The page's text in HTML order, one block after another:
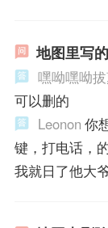
地图里写
嘿呦嘿呦
可以删的
Leonon 你
键，打电话，
我就日了他大